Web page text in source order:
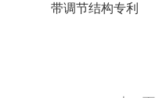
带调节结构专利